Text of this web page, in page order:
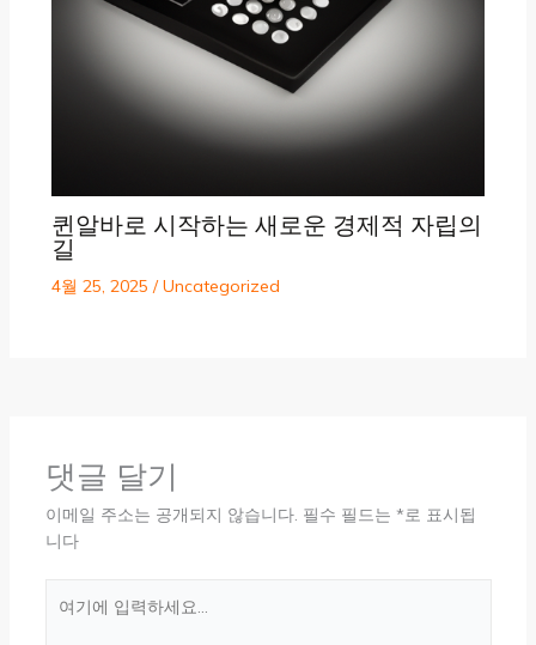
퀸알바로 시작하는 새로운 경제적 자립의
길
4월 25, 2025 /Uncategorized
댓글 달기
이메일 주소는 공개되지 않습니다. 필수 필드는 *로 표시됩
니다